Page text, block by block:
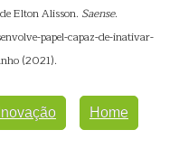
Elton Alisson. Saense.
papel-capaz-de-inativar-
(2021).
Home